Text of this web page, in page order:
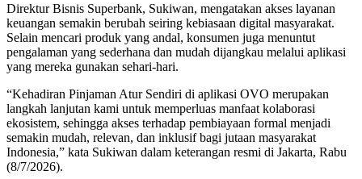
Direktur Bisnis Superbank, Sukiwan, mengatakan akses layanan
keuangan semakin berubah seiring kebiasaan digital masyarakat.
Selain mencari produk yang andal, konsumen juga menuntut
pengalaman yang sederhana dan mudah dijangkau melalui aplikasi
yang mereka gunakan sehari-hari.
“Kehadiran Pinjaman Atur Sendiri di aplikasi OVO merupakan
langkah lanjutan kami untuk memperluas manfaat kolaborasi
ekosistem, sehingga akses terhadap pembiayaan formal menjadi
semakin mudah, relevan, dan inklusif bagi jutaan masyarakat
Indonesia,” kata Sukiwan dalam keterangan resmi di Jakarta, Rabu
(8/7/2026).